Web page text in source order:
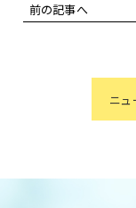
前の記事へ
ニ